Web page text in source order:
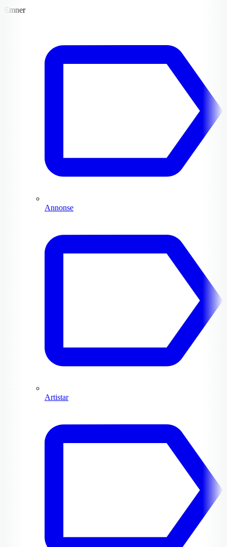
Emner
Annonse
Artistar